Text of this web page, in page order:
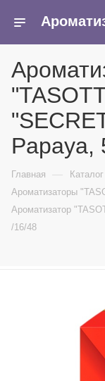
Papaya,
Главная — Каталог
Ароматизаторы
Ароматизатор
/16/48